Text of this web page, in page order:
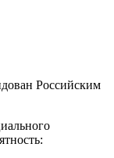
Российским